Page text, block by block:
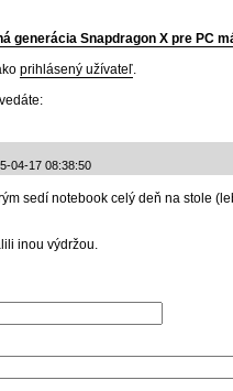
generácia Snapdragon X pre PC
prihlásený užívateľ.
04-17 08:38:50
sedí notebook celý deň na stole
inou výdržou.